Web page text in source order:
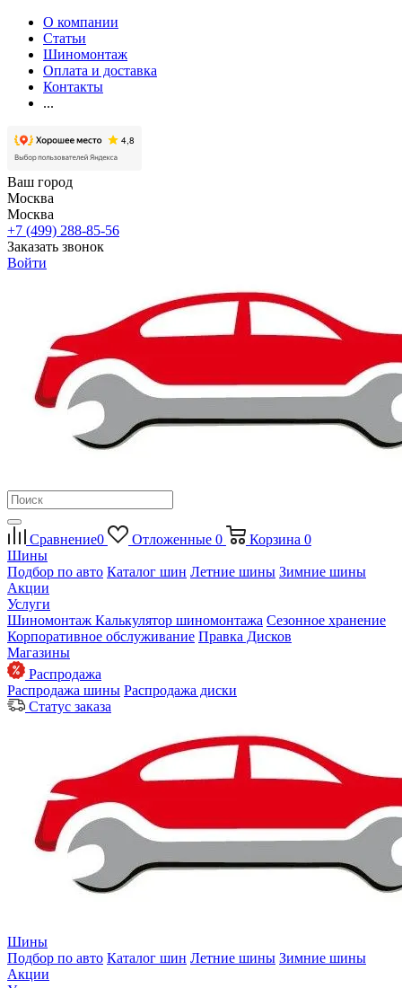
О компании
Статьи
Шиномонтаж
Оплата и доставка
Контакты
...
Ваш город
Москва
Москва
+7 (499) 288-85-56
Заказать звонок
Войти
Сравнение0 Отложенные 0 Корзина 0
Шины
Подбор по авто Каталог шин Летние шины Зимние шины
Акции
Услуги
Шиномонтаж Калькулятор шиномонтажа Сезонное хранение
Корпоративное обслуживание Правка Дисков
Магазины
Распродажа
Распродажа шины Распродажа диски
Статус заказа
Шины
Подбор по авто Каталог шин Летние шины Зимние шины
Акции